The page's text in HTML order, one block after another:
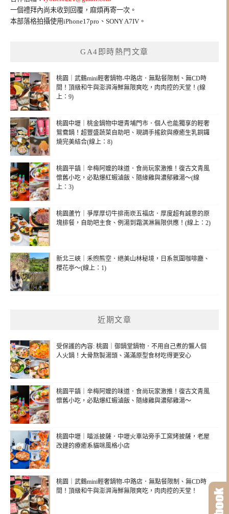
一個禮拜內尚未收到回覆，麻煩再寄一次。
本部落格拍攝使用iPhone17pro、SONY A7IV。
GA4即時熱門文章
桃園｜武鶴mini輕奢鍋物-中路店．無點餐限制、無CD時
間！頂級和牛與澎湃海鮮無限爽吃，肉肉控的天堂！(線
上：9)
桃園中壢｜桃金鍋物中壢青埔門市．個人也能獨享的輕奢
鴛鴦鍋！超豐盛蔬菜自助吧、現調手搖飲與療癒生乳銅鑼
燒完美結合(線上：8)
桃園平鎮｜辛梅阿嬤的味道．食尚玩家激推！復古文青風
懷舊小吃，必點爆紅蝦滷飯、隨緣雞與濃郁雞湯～(線
上：3)
桃園蘆竹｜爭厚厚切牛排南崁五福店．厚度超有誠意的原
塊排餐，自助吧主食、例湯到霜淇淋無限供應！(線上：2)
新北三峽｜禾煦熊空．絕美山林秘境，日系氛圍咖啡廳、
櫻花亭～(線上：1)
近期文章
受保護的內容: 桃園｜御鍋堂鍋物．不用自己煮的懶人個
人火鍋！大骨熬製湯頭、滿滿原型食材吃得更安心
桃園平鎮｜辛梅阿嬤的味道．食尚玩家激推！復古文青風
懷舊小吃，必點爆紅蝦滷飯、隨緣雞與濃郁雞湯～
桃園中壢｜喵派披薩．中壢火車站旁手工窯烤披薩，老屋
改建的療癒系貓咪風格小店
桃園｜武鶴mini輕奢鍋物-中路店．無點餐限制、無CD時
間！頂級和牛與澎湃海鮮無限爽吃，肉肉控的天堂！